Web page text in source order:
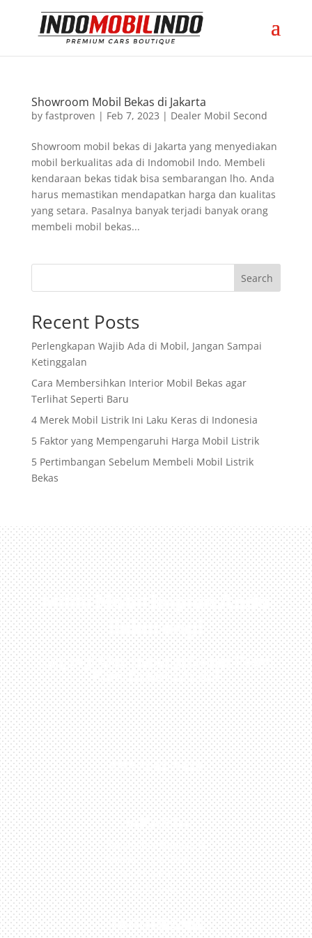
Showroom Mobil Bekas di Jakarta
by fastproven | Feb 7, 2023 | Dealer Mobil Second
Showroom mobil bekas di Jakarta yang menyediakan
mobil berkualitas ada di Indomobil Indo. Membeli
kendaraan bekas tidak bisa sembarangan lho. Anda
harus memastikan mendapatkan harga dan kualitas
yang setara. Pasalnya banyak terjadi banyak orang
membeli mobil bekas...
Search
Recent Posts
Perlengkapan Wajib Ada di Mobil, Jangan Sampai
Ketinggalan
Cara Membersihkan Interior Mobil Bekas agar
Terlihat Seperti Baru
4 Merek Mobil Listrik Ini Laku Keras di Indonesia
5 Faktor yang Mempengaruhi Harga Mobil Listrik
5 Pertimbangan Sebelum Membeli Mobil Listrik
Bekas
Miliki Mobil Impian Anda
Sekarang!
Kunjungi Atau Hubungi Dealer Resmi
Kami Di Kota Anda!
0813-1054-7548
JAKARTA
Perumahan Boulevard
Taman Surya 3 Blok h2,
No.27, Jakarta –
Indonesia
TANGERANG